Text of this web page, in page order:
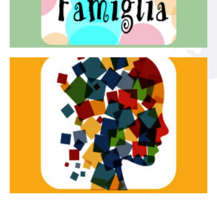
Teatro in famiglia
Tracce dinamiche
Tracce Dinamiche è una rassegna di teatro
d’innovazione e sperimentale.
Continua